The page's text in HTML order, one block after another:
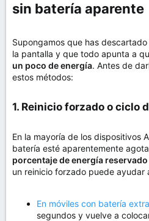
sin batería aparente​
Supongamos que has
la pantalla y que todo apunta a
un poco de energía. Antes de
estos métodos:
1. Reinicio forzado o ciclo
En la mayoría de los dispositivos
batería esté aparentemente
porcentaje de energía
un reinicio forzado puede ayudar
En móviles con batería
segundos y vuelve a